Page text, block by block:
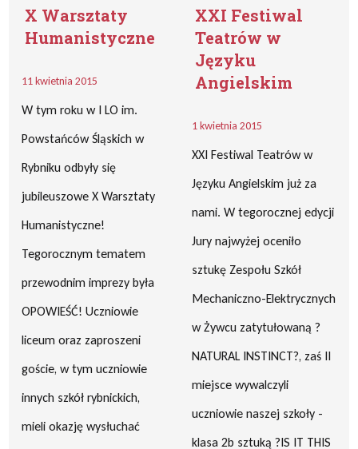
X Warsztaty
Humanistyczne
11 kwietnia 2015
W tym roku w I LO im.
Powstańców Śląskich w
Rybniku odbyły się
jubileuszowe X Warsztaty
Humanistyczne!
Tegorocznym tematem
przewodnim imprezy była
OPOWIEŚĆ! Uczniowie
liceum oraz zaproszeni
goście, w tym uczniowie
innych szkół rybnickich,
mieli okazję wysłuchać
XXI Festiwal
Teatrów w
Języku
Angielskim
1 kwietnia 2015
XXI Festiwal Teatrów w
Języku Angielskim już za
nami. W tegorocznej edycji
Jury najwyżej oceniło
sztukę Zespołu Szkół
Mechaniczno-Elektrycznych
w Żywcu zatytułowaną ?
NATURAL INSTINCT?, zaś II
miejsce wywalczyli
uczniowie naszej szkoły -
klasa 2b sztuką ?IS IT THIS